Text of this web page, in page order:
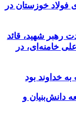
فولاد خوزستان در
رهبر شهید، قائد
خامنه‌ای، در
خداوند بود
دانش‌بنیان و